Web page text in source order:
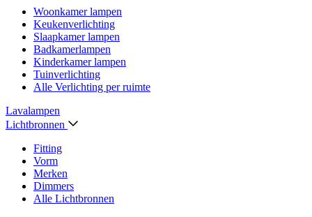
Woonkamer lampen
Keukenverlichting
Slaapkamer lampen
Badkamerlampen
Kinderkamer lampen
Tuinverlichting
Alle Verlichting per ruimte
Lavalampen
Lichtbronnen
Fitting
Vorm
Merken
Dimmers
Alle Lichtbronnen